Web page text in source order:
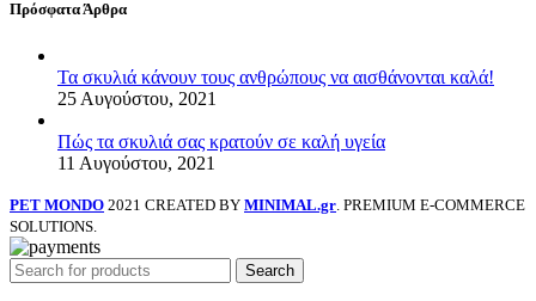
Πρόσφατα Άρθρα
Τα σκυλιά κάνουν τους ανθρώπους να αισθάνονται καλά!
25 Αυγούστου, 2021
Πώς τα σκυλιά σας κρατούν σε καλή υγεία
11 Αυγούστου, 2021
PET MONDO 2021 CREATED BY MINIMAL.gr. PREMIUM E-COMMERCE
SOLUTIONS.
Search